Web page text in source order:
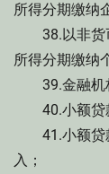
所得分期缴纳
38.以非货币
所得分期缴纳
39.金融机构
40.小额贷款
41.小额贷款
入；